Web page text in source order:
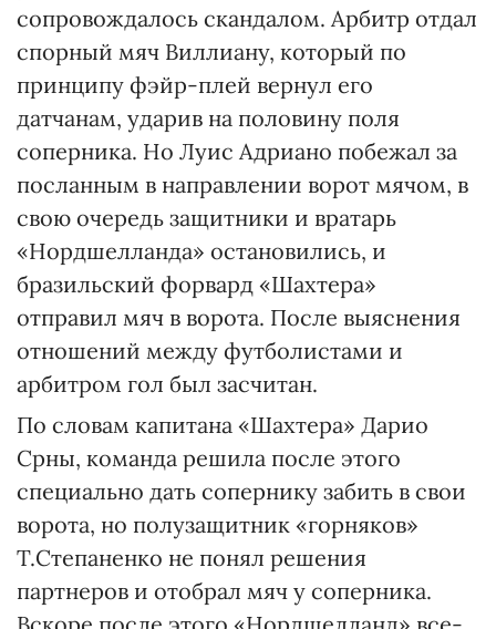
сопровождалось скандалом. Арбитр отдал
спорный мяч Виллиану, который по
принципу фэйр-плей вернул его
датчанам, ударив на половину поля
соперника. Но Луис Адриано побежал за
посланным в направлении ворот мячом, в
свою очередь защитники и вратарь
«Нордшелланда» остановились, и
бразильский форвард «Шахтера»
отправил мяч в ворота. После выяснения
отношений между футболистами и
арбитром гол был засчитан.
По словам капитана «Шахтера» Дарио
Срны, команда решила после этого
специально дать сопернику забить в свои
ворота, но полузащитник «горняков»
Т.Степаненко не понял решения
партнеров и отобрал мяч у соперника.